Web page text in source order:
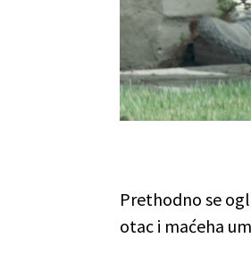
Prethodno se
otac i maćeha